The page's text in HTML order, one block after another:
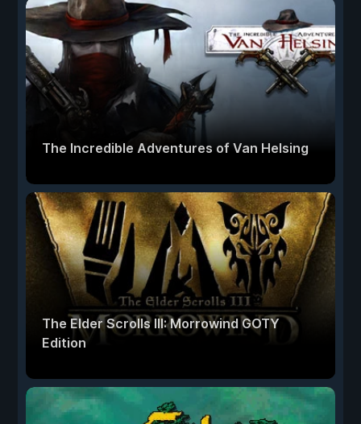
The Incredible Adventures of Van Helsing
The Elder Scrolls III: Morrowind GOTY
Edition